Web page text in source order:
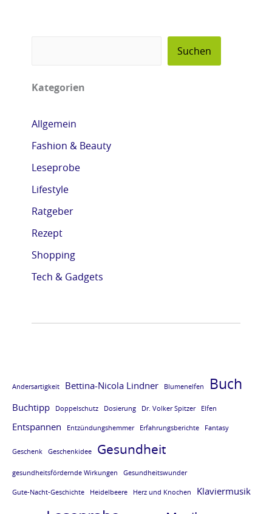
Suchen
Kategorien
Allgemein
Fashion & Beauty
Leseprobe
Lifestyle
Ratgeber
Rezept
Shopping
Tech & Gadgets
Andersartigkeit Bettina-Nicola Lindner Blumenelfen Buch
Buchtipp Doppelschutz Dosierung Dr. Volker Spitzer Elfen
Entspannen Entzündungshemmer Erfahrungsberichte Fantasy
Geschenk Geschenkidee Gesundheit
gesundheitsfördernde Wirkungen Gesundheitswunder
Gute-Nacht-Geschichte Heidelbeere Herz und Knochen Klaviermusik